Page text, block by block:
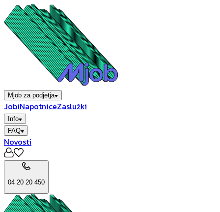
Mjob za podjetja
JobiNapotniceZaslužki
Info
FAQ
Novosti
04 20 20 450